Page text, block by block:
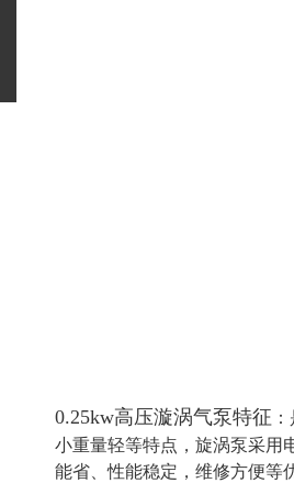
0.25kw高压漩涡气泵特征 ：
小重量轻等特点，旋涡泵采用
能省、性能稳定，维修方便等